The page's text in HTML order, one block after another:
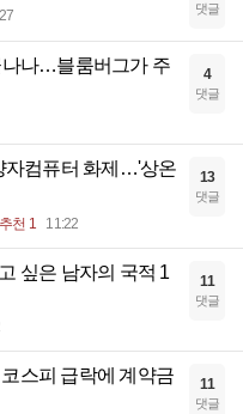
댓글
나…블룸버그가 주
4
댓글
자컴퓨터 화제…'상온
추천 1 11:22
13
댓글
싶은 남자의 국적 1
11
댓글
코스피 급락에 계약금
11
댓글